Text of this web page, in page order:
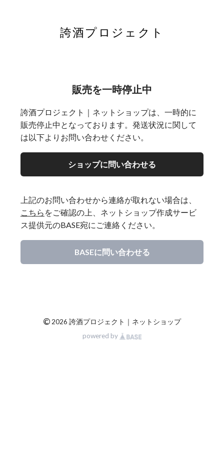
誇酒プロジェクト
販売を一時停止中
誇酒プロジェクト｜ネットショップは、一時的に
販売停止中となっております。発送状況に関して
は以下よりお問い合わせください。
ショップに問い合わせる
上記のお問い合わせから連絡が取れない場合は、
こちら をご確認の上、ネットショップ作成サービ
ス提供元のBASE宛にご連絡ください。
BASEに問い合わせる
© 2026 誇酒プロジェクト｜ネットショップ
powered by